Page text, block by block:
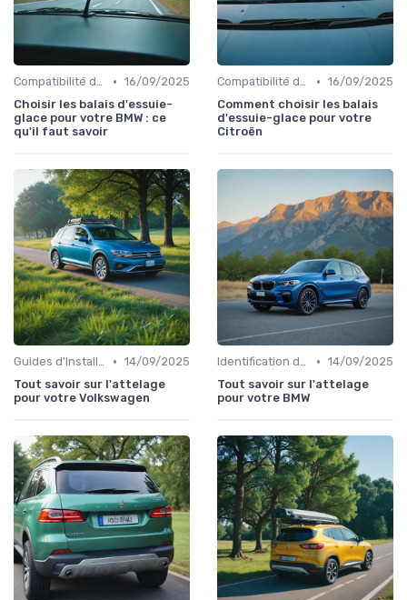
Compatibilité des Pièces • 16/09/2025
Choisir les balais d'essuie-
glace pour votre BMW : ce
qu'il faut savoir
Compatibilité des Pièces • 16/09/2025
Comment choisir les balais
d'essuie-glace pour votre
Citroën
Guides d'Installation et de Réparation • 14/09/2025
Tout savoir sur l'attelage
pour votre Volkswagen
Identification de la Pièce Nécessaire • 14/09/2025
Tout savoir sur l'attelage
pour votre BMW